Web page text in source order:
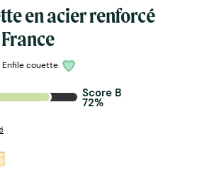
en acier renforcé
Enfile couette
Score B
72%